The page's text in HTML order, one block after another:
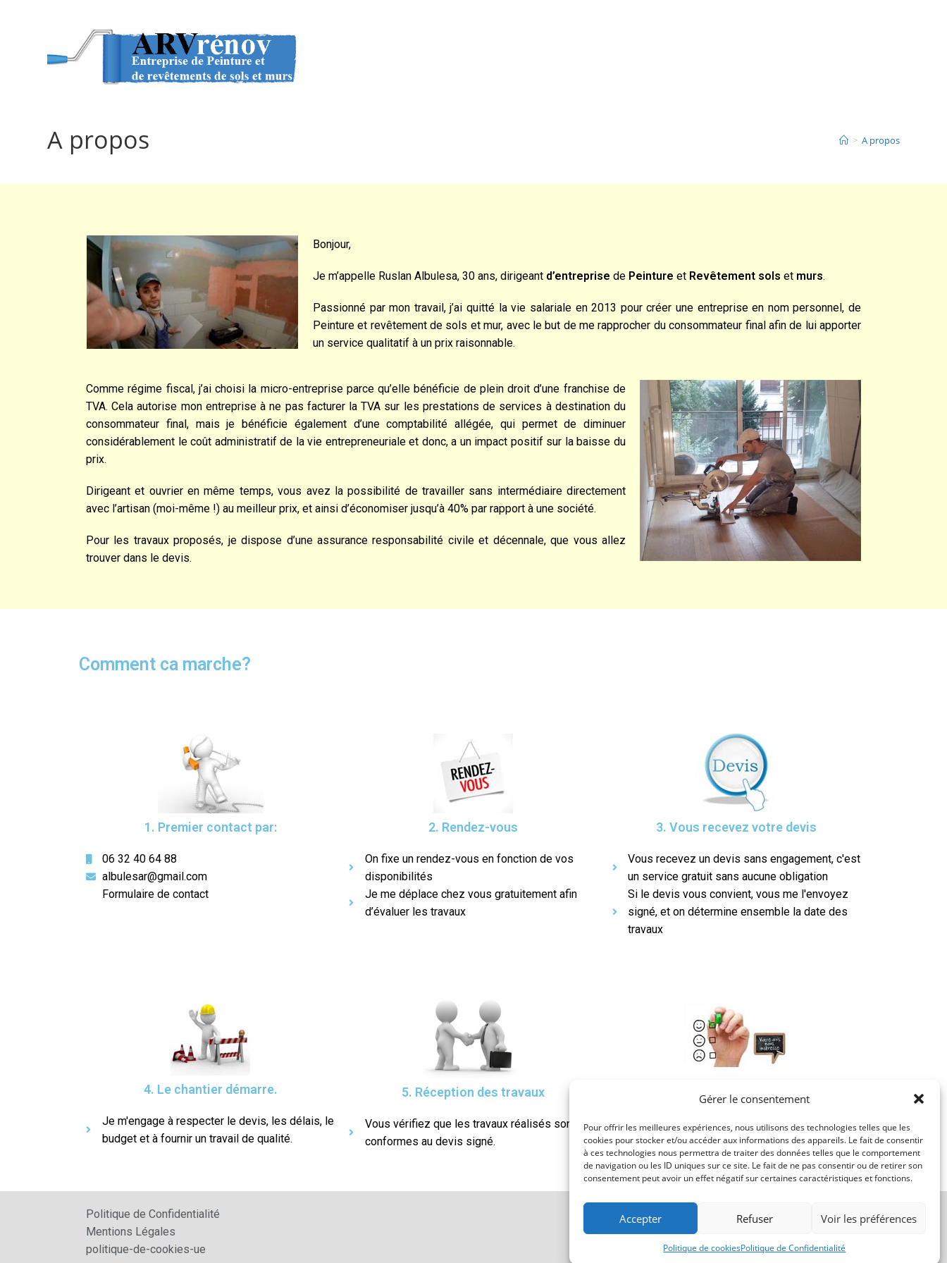
Gérer le consentement
Pour offrir les meilleures expériences, nous utilisons des technologies telles que les
cookies pour stocker et/ou accéder aux informations des appareils. Le fait de consentir
à ces technologies nous permettra de traiter des données telles que le comportement
de navigation ou les ID uniques sur ce site. Le fait de ne pas consentir ou de retirer son
consentement peut avoir un effet négatif sur certaines caractéristiques et fonctions.
Accepter Refuser Voir les préférences
Politique de cookiesPolitique de Confidentialité
A propos > A propos
Bonjour,
Je m’appelle Ruslan Albulesa, 30 ans, dirigeant d’entreprise de Peinture et Revêtement sols et murs.
Passionné par mon travail, j’ai quitté la vie salariale en 2013 pour créer une entreprise en nom personnel, de
Peinture et revêtement de sols et mur, avec le but de me rapprocher du consommateur final afin de lui apporter
un service qualitatif à un prix raisonnable.
Comme régime fiscal, j’ai choisi la micro-entreprise parce qu’elle bénéficie de plein droit d’une franchise de
TVA. Cela autorise mon entreprise à ne pas facturer la TVA sur les prestations de services à destination du
consommateur final, mais je bénéficie également d’une comptabilité allégée, qui permet de diminuer
considérablement le coût administratif de la vie entrepreneuriale et donc, a un impact positif sur la baisse du
prix.
Dirigeant et ouvrier en même temps, vous avez la possibilité de travailler sans intermédiaire directement
avec l’artisan (moi-même !) au meilleur prix, et ainsi d’économiser jusqu’à 40% par rapport à une société.
Pour les travaux proposés, je dispose d’une assurance responsabilité civile et décennale, que vous allez
trouver dans le devis.
Comment ca marche?
1. Premier contact par:
06 32 40 64 88
albulesar@gmail.com
Formulaire de contact
2. Rendez-vous
On fixe un rendez-vous en fonction de vos
disponibilités
Je me déplace chez vous gratuitement afin
d’évaluer les travaux
3. Vous recevez votre devis
Vous recevez un devis sans engagement, c'est
un service gratuit sans aucune obligation
Si le devis vous convient, vous me l'envoyez
signé, et on détermine ensemble la date des
travaux
4. Le chantier démarre.
Je m'engage à respecter le devis, les délais, le
budget et à fournir un travail de qualité.
5. Réception des travaux
Vous vérifiez que les travaux réalisés sont
conformes au devis signé.
Partagez votre expérience, aidez vos amis à
trouver le bon prestataire.
Politique de Confidentialité
Mentions Légales
politique-de-cookies-ue